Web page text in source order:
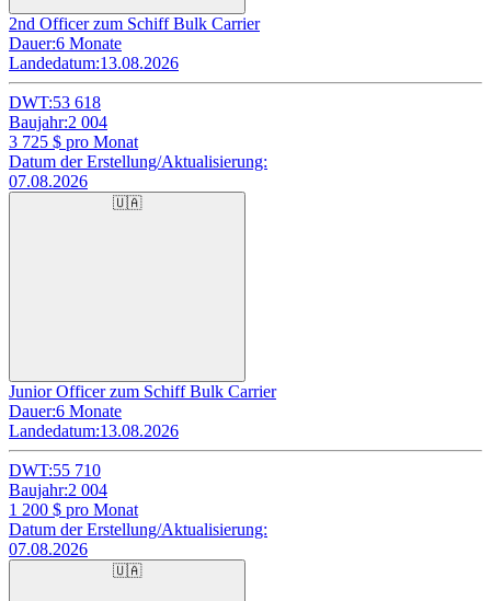
2nd Officer zum Schiff Bulk Carrier
Dauer:6 Monate
Landedatum:13.08.2026
DWT:53 618
Baujahr:2 004
3 725 $ pro Monat
Datum der Erstellung/Aktualisierung:
07.08.2026
🇺🇦
Junior Officer zum Schiff Bulk Carrier
Dauer:6 Monate
Landedatum:13.08.2026
DWT:55 710
Baujahr:2 004
1 200 $ pro Monat
Datum der Erstellung/Aktualisierung:
07.08.2026
🇺🇦